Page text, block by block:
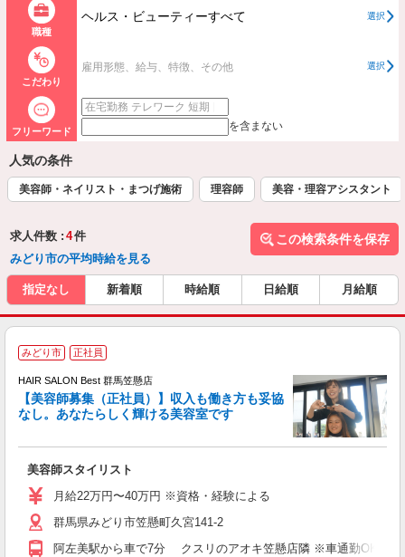
職種
ヘルス・ビューティーすべて 選択
こだわり
雇用形態、給与、特徴、その他 選択
フリーワード を含まない
人気の条件
美容師・ネイリスト・まつげ施術 理容師 美容・理容アシスタント
求人件数 : 4件
みどり市の平均時給を見る
この検索条件を保存
指定なし 新着順 時給順 日給順 月給順
みどり市 正社員
HAIR SALON Best 群馬笠懸店
【美容師募集（正社員）】収入も働き方も妥協
なし。あなたらしく輝ける美容室です
美容師スタイリスト
月給22万円〜40万円 ※資格・経験による
群馬県みどり市笠懸町久宮141-2
阿左美駅から車で7分 クスリのアオキ笠懸店隣 ※車通勤OK